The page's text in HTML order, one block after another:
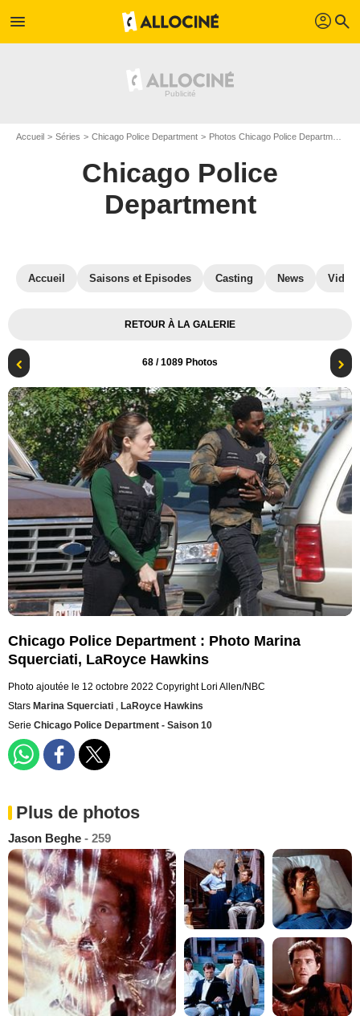
menu profil search
Accueil Séries Chicago Police Department Photos Chicago Police Department
Chicago Police
Department
Accueil Saisons et Episodes Casting News
RETOUR À LA GALERIE
68 / 1089 Photos
Chicago Police Department : Photo Marina
Squerciati, LaRoyce Hawkins
Photo ajoutée le 12 octobre 2022 Copyright Lori Allen/NBC
Stars Marina Squerciati , LaRoyce Hawkins
Serie Chicago Police Department - Saison 10
Plus de photos
Jason Beghe - 259